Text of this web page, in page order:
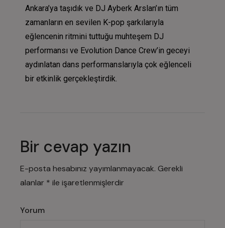
Ankara’ya taşıdık ve DJ Ayberk Arslan’ın tüm
zamanların en sevilen K-pop şarkılarıyla
eğlencenin ritmini tuttuğu muhteşem DJ
performansı ve Evolution Dance Crew’in geceyi
aydınlatan dans performanslarıyla çok eğlenceli
bir etkinlik gerçekleştirdik.
Bir cevap yazın
E-posta hesabınız yayımlanmayacak. Gerekli
alanlar * ile işaretlenmişlerdir
Yorum